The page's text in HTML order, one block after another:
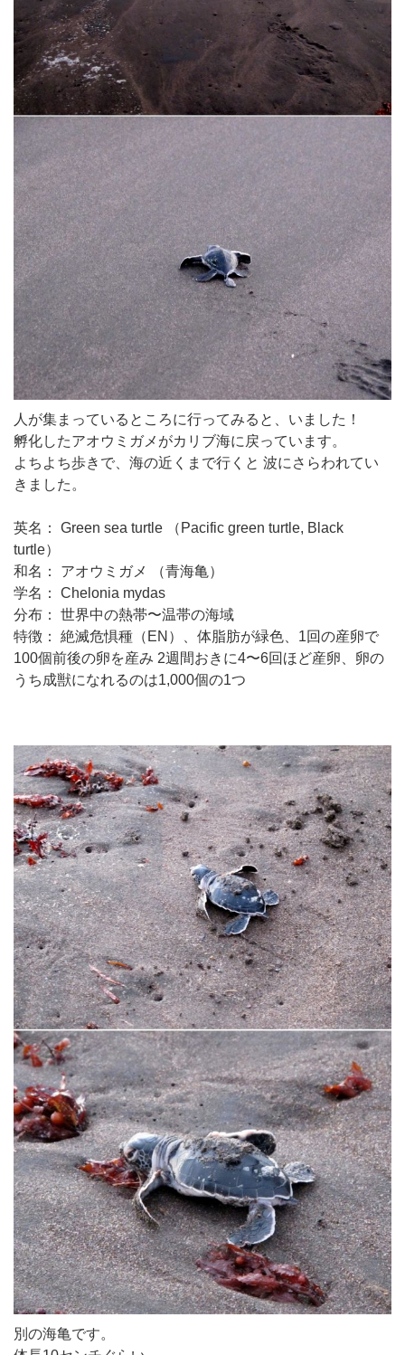
人が集まっているところに行ってみると、いました！
孵化したアオウミガメがカリブ海に戻っています。
よちよち歩きで、海の近くまで行くと 波にさらわれてい
きました。
英名： Green sea turtle （Pacific green turtle, Black
turtle）
和名： アオウミガメ （青海亀）
学名： Chelonia mydas
分布： 世界中の熱帯〜温帯の海域
特徴： 絶滅危惧種（EN）、体脂肪が緑色、1回の産卵で
100個前後の卵を産み 2週間おきに4〜6回ほど産卵、卵の
うち成獣になれるのは1,000個の1つ
別の海亀です。